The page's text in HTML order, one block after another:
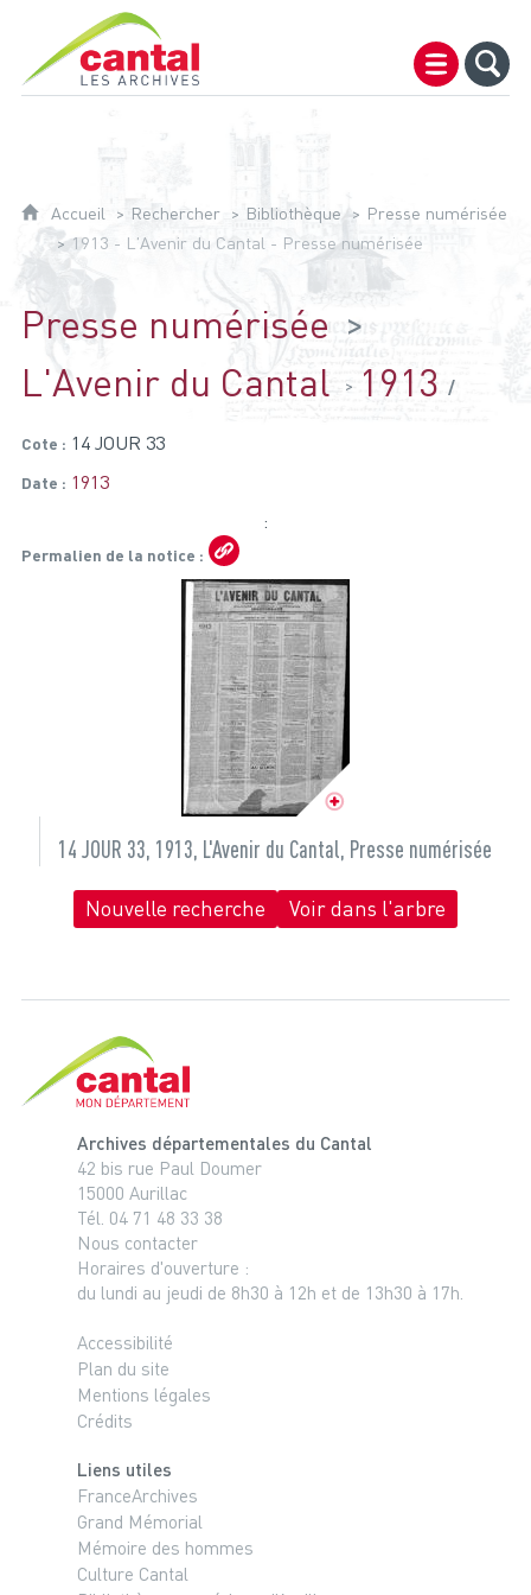
Archives du Cantal
Accueil Rechercher Bibliothèque
Presse numérisée
1913 - L'Avenir du Cantal - Presse numérisée
1913
L'Avenir du Cantal
Presse numérisée
Cote 14 JOUR 33
Date
1913
:
Permalien de la notice
14 JOUR 33, 1913, L'Avenir du Cantal, Presse numérisée
Nouvelle recherche Voir dans l'arbre
Archives départementales du Cantal
42 bis rue Paul Doumer
15000 Aurillac
Tél. 04 71 48 33 38
Nous contacter
Horaires d'ouverture :
du lundi au jeudi de 8h30 à 12h et de 13h30 à 17h.
Accessibilité
Plan du site
Mentions légales
Crédits
Liens utiles
FranceArchives
Grand Mémorial
Mémoire des hommes
Culture Cantal